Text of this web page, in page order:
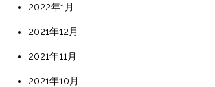
2022年1月
2021年12月
2021年11月
2021年10月